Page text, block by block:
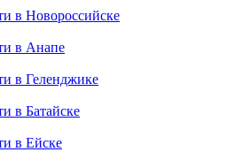
в Новороссийске
в Анапе
в Геленджике
в Батайске
в Ейске